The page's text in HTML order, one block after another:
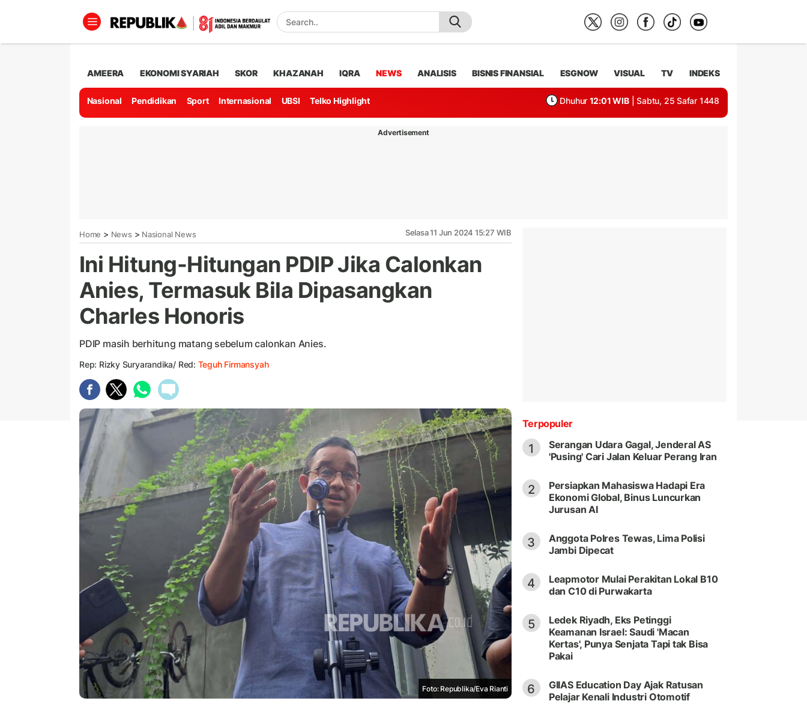
AMEERA EKONOMI SYARIAH SKOR KHAZANAH IQRA NEWS ANALISIS BISNIS FINANSIAL ESGNOW VISUAL TV INDEKS
Nasional Pendidikan Sport Internasional UBSI Telko Highlight Dhuhur 12:01 WIB | Sabtu, 25 Safar 1448
Advertisement
Home > News > Nasional News Selasa 11 Jun 2024 15:27 WIB
Ini Hitung-Hitungan PDIP Jika Calonkan
Anies, Termasuk Bila Dipasangkan
Charles Honoris
PDIP masih berhitung matang sebelum calonkan Anies.
Rep: Rizky Suryarandika/ Red: Teguh Firmansyah
Foto: Republika/Eva Rianti
Terpopuler
1
Serangan Udara Gagal, Jenderal AS
'Pusing' Cari Jalan Keluar Perang Iran
2
Persiapkan Mahasiswa Hadapi Era
Ekonomi Global, Binus Luncurkan
Jurusan AI
3
Anggota Polres Tewas, Lima Polisi
Jambi Dipecat
4
Leapmotor Mulai Perakitan Lokal B10
dan C10 di Purwakarta
5
Ledek Riyadh, Eks Petinggi
Keamanan Israel: Saudi 'Macan
Kertas', Punya Senjata Tapi tak Bisa
Pakai
6
GIIAS Education Day Ajak Ratusan
Pelajar Kenali Industri Otomotif